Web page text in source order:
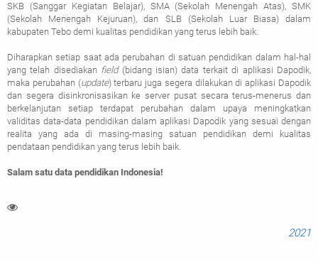
SKB (Sanggar Kegiatan Belajar), SMA (Sekolah Menengah Atas), SMK
(Sekolah Menengah Kejuruan), dan SLB (Sekolah Luar Biasa) dalam
kabupaten Tebo demi kualitas pendidikan yang terus lebih baik.
Diharapkan setiap saat ada perubahan di satuan pendidikan dalam hal-hal
yang telah disediakan field(bidang isian) data terkait di aplikasi Dapodik,
maka perubahan (update) terbaru juga segera dilakukan di aplikasi Dapodik
dan segera disinkronisasikan ke server pusat secara terus-menerus dan
berkelanjutan setiap terdapat perubahan dalam upaya meningkatkan
validitas data-data pendidikan dalam aplikasi Dapodik yang sesuai dengan
realita yang ada di masing-masing satuan pendidikan demi kualitas
pendataan pendidikan yang terus lebih baik.
Salam satu data pendidikan Indonesia!
2021